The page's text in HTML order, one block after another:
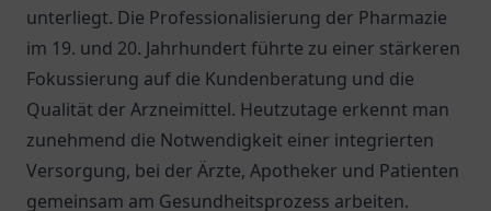
unterliegt. Die Professionalisierung der Pharmazie
im 19. und 20. Jahrhundert führte zu einer stärkeren
Fokussierung auf die Kundenberatung und die
Qualität der Arzneimittel. Heutzutage erkennt man
zunehmend die Notwendigkeit einer integrierten
Versorgung, bei der Ärzte, Apotheker und Patienten
gemeinsam am Gesundheitsprozess arbeiten.